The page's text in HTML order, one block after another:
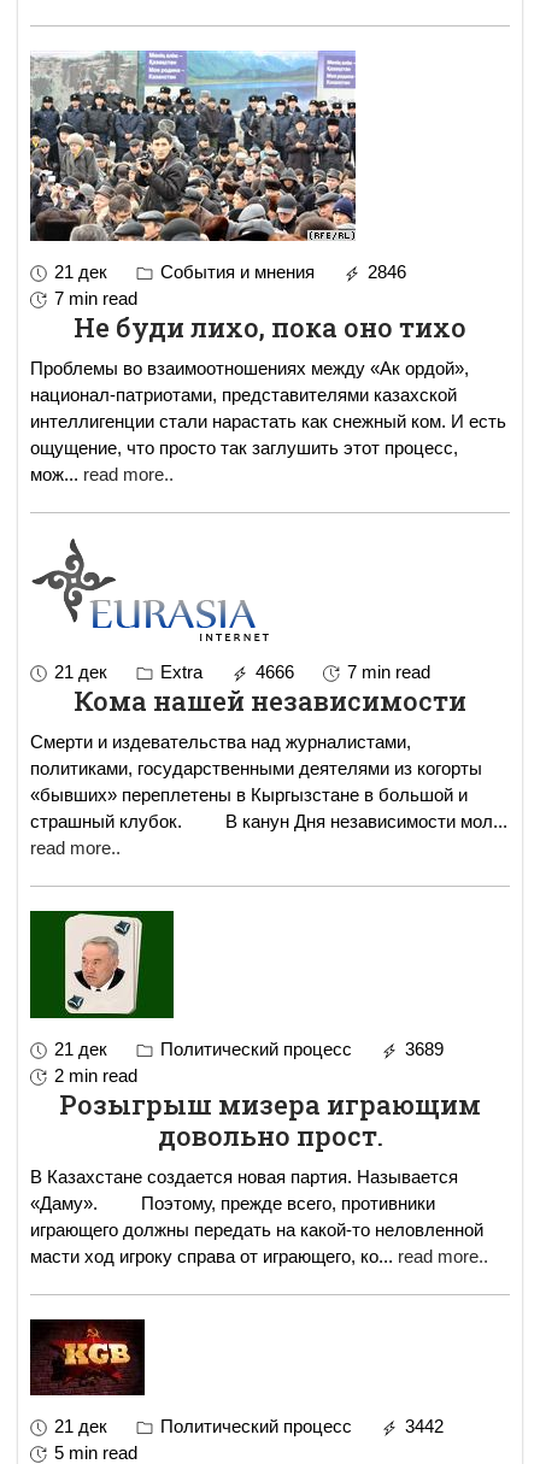
21 дек События и мнения
2846
7 min read
Не буди лихо, пока оно тихо
Проблемы во взаимоотношениях между «Ак ордой»,
национал-патриотами, представителями казахской
интеллигенции стали нарастать как снежный ком. И есть
ощущение, что просто так заглушить этот процесс,
мож... read more..
21 дек Extra 4666 7 min read
Кома нашей независимости
Смерти и издевательства над журналистами,
политиками, государственными деятелями из когорты
«бывших» переплетены в Кыргызстане в большой и
страшный клубок. В канун Дня независимости мол...
read more..
21 дек Политический процесс
3689
2 min read
Розыгрыш мизера играющим
довольно прост.
В Казахстане создается новая партия. Называется
«Даму». Поэтому, прежде всего, противники
играющего должны передать на какой-то неловленной
масти ход игроку справа от играющего, ко... read more..
21 дек Политический процесс
3442
5 min read